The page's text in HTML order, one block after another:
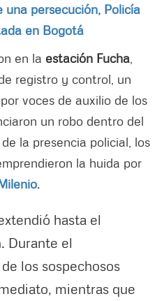
una persecución, Policía
en Bogotá
en la estación Fucha
registro y control, un
voces de auxilio de los
un robo dentro del
la presencia policial, los
la huida por
.
hasta el
Durante el
los sospechosos
mientras que